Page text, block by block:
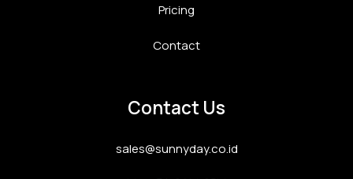
Pricing
Contact
Contact Us
sales@sunnyday.co.id